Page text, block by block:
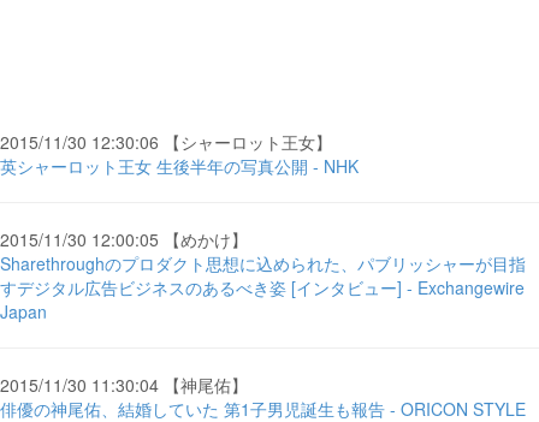
2015/11/30 12:30:06 【シャーロット王女】
英シャーロット王女 生後半年の写真公開 - NHK
2015/11/30 12:00:05 【めかけ】
Sharethroughのプロダクト思想に込められた、パブリッシャーが目指
すデジタル広告ビジネスのあるべき姿 [インタビュー] - Exchangewire
Japan
2015/11/30 11:30:04 【神尾佑】
俳優の神尾佑、結婚していた 第1子男児誕生も報告 - ORICON STYLE